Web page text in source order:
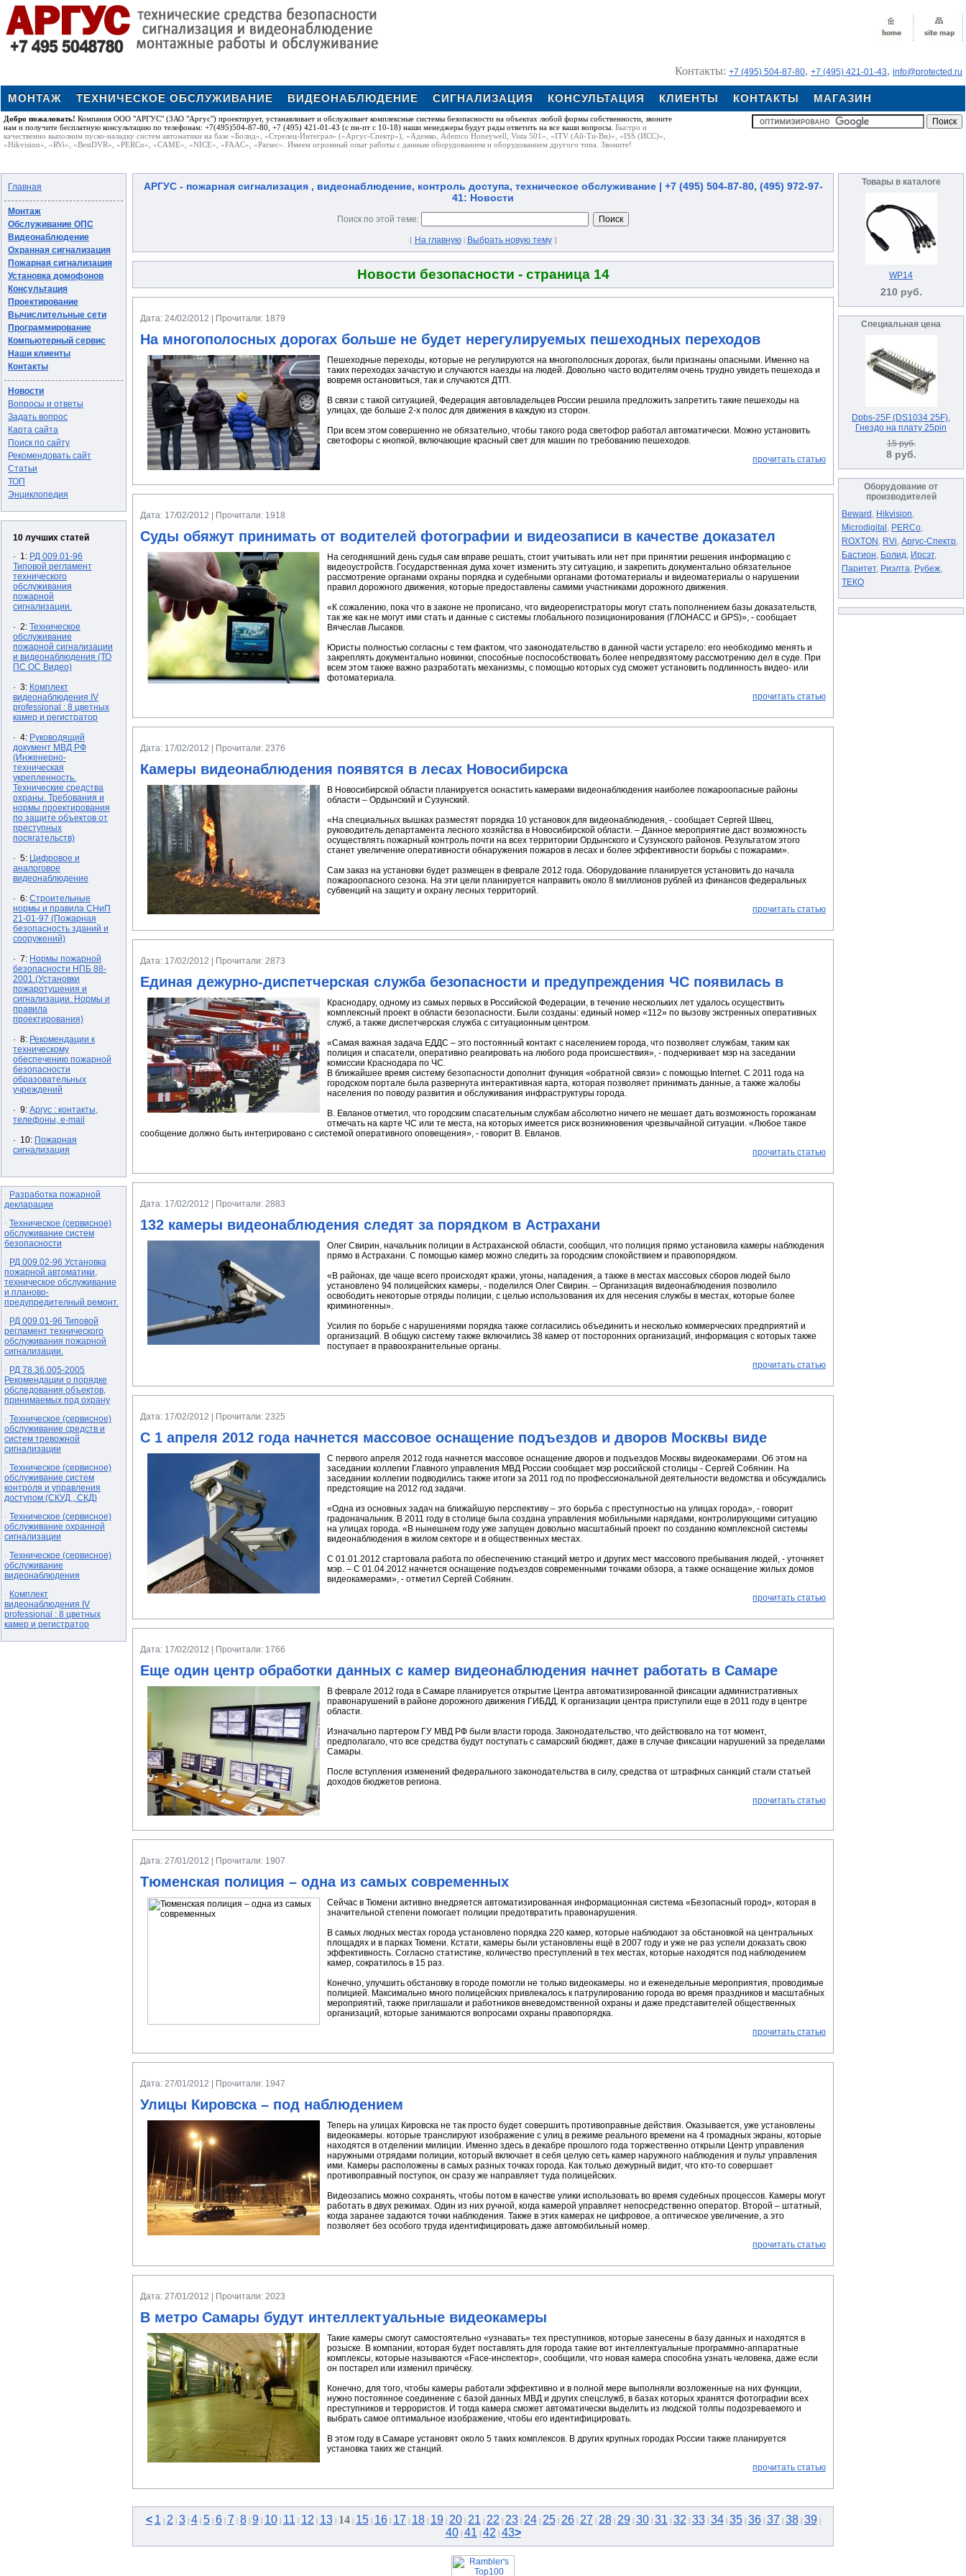
Контакты: +7 (495) 504-87-80, +7 (495) 421-01-43, info@protected.ru
МОНТАЖ ТЕХНИЧЕСКОЕ ОБСЛУЖИВАНИЕ ВИДЕОНАБЛЮДЕНИЕ СИГНАЛИЗАЦИЯ КОНСУЛЬТАЦИЯ КЛИЕНТЫ КОНТАКТЫ МАГАЗИН
Добро пожаловать! Компания ООО "АРГУС" (ЗАО "Аргус") проектирует, устанавливает и обслуживает комплексные системы безопасности на объектах любой формы собственности, звоните
нам и получите бесплатную консультацию по телефонам: +7(495)504-87-80, +7 (495) 421-01-43 (с пн-пт с 10-18) наши менеджеры будут рады ответить на все ваши вопросы. Быстро и
качественно выполним пуско-наладку систем автоматики на базе «Болид», «Стрелец-Интеграл» («Аргус-Спектр»), «Адемко, Ademco Honeywell, Vista 501», «ITV (Ай-Ти-Ви)», «ISS (ИСС)»,
«Hikvision», «RVi», «BestDVR», «PERCo», «CAME», «NICE», «FAAC», «Parsec». Имеем огромный опыт работы с данным оборудованием и оборудованием другого типа. Звоните!
Главная
Монтаж
Обслуживание ОПС
Видеонаблюдение
Охранная сигнализация
Пожарная сигнализация
Установка домофонов
Консультация
Проектирование
Вычислительные сети
Программирование
Компьютерный сервис
Наши клиенты
Контакты
Новости
Вопросы и ответы
Задать вопрос
Карта сайта
Поиск по сайту
Рекомендовать сайт
Статьи
ТОП
Энциклопедия
10 лучших статей
· 1: РД 009.01-96
Типовой регламент
технического
обслуживания
пожарной
сигнализации.
· 2: Техническое
обслуживание
пожарной сигнализации
и видеонаблюдения (ТО
ПС ОС Видео)
· 3: Комплект
видеонаблюдения IV
professional : 8 цветных
камер и регистратор
· 4: Руководящий
документ МВД РФ
(Инженерно-
техническая
укрепленность.
Технические средства
охраны. Требования и
нормы проектирования
по защите объектов от
преступных
посягательств)
· 5: Цифровое и
аналоговое
видеонаблюдение
· 6: Строительные
нормы и правила СНиП
21-01-97 (Пожарная
безопасность зданий и
сооружений)
· 7: Нормы пожарной
безопасности НПБ 88-
2001 (Установки
пожаротушения и
сигнализации. Нормы и
правила
проектирования)
· 8: Рекомендации к
техническому
обеспечению пожарной
безопасности
образовательных
учреждений
· 9: Аргус : контакты,
телефоны, e-mail
· 10: Пожарная
сигнализация
· Разработка пожарной
декларации
· Техническое (сервисное)
обслуживание систем
безопасности
· РД 009.02-96 Установка
пожарной автоматики,
техническое обслуживание
и планово-
предупредителный ремонт.
· РД 009.01-96 Типовой
регламент технического
обслуживания пожарной
сигнализации.
· РД 78.36.005-2005
Рекомендации о порядке
обследования объектов,
принимаемых под охрану
· Техническое (сервисное)
обслуживание средств и
систем тревожной
сигнализации
· Техническое (сервисное)
обслуживание систем
контроля и управления
доступом (СКУД , СКД)
· Техническое (сервисное)
обслуживание охранной
сигнализации
· Техническое (сервисное)
обслуживание
видеонаблюдения
· Комплект
видеонаблюдения IV
professional : 8 цветных
камер и регистратор
АРГУС - пожарная сигнализация , видеонаблюдение, контроль доступа, техническое обслуживание | +7 (495) 504-87-80, (495) 972-97-
41: Новости
Поиск по этой теме:
[ На главную| Выбрать новую тему]
Новости безопасности - cтраница 14
Дата: 24/02/2012 | Прочитали: 1879
На многополосных дорогах больше не будет нерегулируемых пешеходных переходов
Пешеходные переходы, которые не регулируются на многополосных дорогах, были признаны опасными. Именно на
таких переходах зачастую и случаются наезды на людей. Довольно часто водителям очень трудно увидеть пешехода и
вовремя остановиться, так и случаются ДТП.
В связи с такой ситуацией, Федерация автовладельцев России решила предложить запретить такие пешеходы на
улицах, где больше 2-х полос для движения в каждую из сторон.
При всем этом совершенно не обязательно, чтобы такого рода светофор работал автоматически. Можно установить
светофоры с кнопкой, включающие красный свет для машин по требованию пешеходов.
прочитать статью
Дата: 17/02/2012 | Прочитали: 1918
Суды обяжут принимать от водителей фотографии и видеозаписи в качестве доказател
На сегодняшний день судья сам вправе решать, стоит учитывать или нет при принятии решения информацию с
видеоустройств. Государственная дума хочет изменить эту ситуацию, и закрепить документально обязательное
рассмотрение органами охраны порядка и судебными органами фотоматериалы и видеоматериалы о нарушении
правил дорожного движения, которые предоставлены самими участниками дорожного движения.
«К сожалению, пока что в законе не прописано, что видеорегистраторы могут стать пополнением базы доказательств,
так же как не могут ими стать и данные с системы глобального позиционирования (ГЛОНАСС и GPS)», - сообщает
Вячеслав Лысаков.
Юристы полностью согласны с тем фактом, что законодательство в данной части устарело: его необходимо менять и
закреплять документально новинки, способные поспособствовать более непредвзятому рассмотрению дел в суде. При
всем этом также важно разработать механизмы, с помощью которых суд сможет установить подлинность видео- или
фотоматериала.
прочитать статью
Дата: 17/02/2012 | Прочитали: 2376
Камеры видеонаблюдения появятся в лесах Новосибирска
В Новосибирской области планируется оснастить камерами видеонаблюдения наиболее пожароопасные районы
области – Ордынский и Сузунский.
«На специальных вышках разместят порядка 10 установок для видеонаблюдения, - сообщает Сергей Швец,
руководитель департамента лесного хозяйства в Новосибирской области. – Данное мероприятие даст возможность
осуществлять пожарный контроль почти на всех территории Ордынского и Сузунского районов. Результатом этого
станет увеличение оперативности обнаружения пожаров в лесах и более эффективности борьбы с пожарами».
Сам заказ на установки будет размещен в феврале 2012 года. Оборудование планируется установить до начала
пожароопасного сезона. На эти цели планируется направить около 8 миллионов рублей из финансов федеральных
субвенций на защиту и охрану лесных территорий.
прочитать статью
Дата: 17/02/2012 | Прочитали: 2873
Единая дежурно-диспетчерская служба безопасности и предупреждения ЧС появилась в
Краснодару, одному из самых первых в Российской Федерации, в течение нескольких лет удалось осуществить
комплексный проект в области безопасности. Были созданы: единый номер «112» по вызову экстренных оперативных
служб, а также диспетчерская служба с ситуационным центром.
«Самая важная задача ЕДДС – это постоянный контакт с населением города, что позволяет службам, таким как
полиция и спасатели, оперативно реагировать на любого рода происшествия», - подчеркивает мэр на заседании
комиссии Краснодара по ЧС.
В ближайшее время систему безопасности дополнит функция «обратной связи» с помощью Internet. С 2011 года на
городском портале была развернута интерактивная карта, которая позволяет принимать данные, а также жалобы
населения по поводу развития и обслуживания инфраструктуры города.
В. Евланов отметил, что городским спасательным службам абсолютно ничего не мешает дать возможность горожанам
отмечать на карте ЧС или те места, на которых имеется риск возникновения чрезвычайной ситуации. «Любое такое
сообщение должно быть интегрировано с системой оперативного оповещения», - говорит В. Евланов.
прочитать статью
Дата: 17/02/2012 | Прочитали: 2883
132 камеры видеонаблюдения следят за порядком в Астрахани
Олег Свирин, начальник полиции в Астраханской области, сообщил, что полиция прямо установила камеры наблюдения
прямо в Астрахани. С помощью камер можно следить за городским спокойствием и правопорядком.
«В районах, где чаще всего происходят кражи, угоны, нападения, а также в местах массовых сборов людей было
установлено 94 полицейских камеры, - поделился Олег Свирин. – Организация видеонаблюдения позволило
освободить некоторые отряды полиции, с целью использования их для несения службы в местах, которые более
криминогенны».
Усилия по борьбе с нарушениями порядка также согласились объединить и несколько коммерческих предприятий и
организаций. В общую систему также включились 38 камер от посторонних организаций, информация с которых также
поступает в правоохранительные органы.
прочитать статью
Дата: 17/02/2012 | Прочитали: 2325
С 1 апреля 2012 года начнется массовое оснащение подъездов и дворов Москвы виде
С первого апреля 2012 года начнется массовое оснащение дворов и подъездов Москвы видеокамерами. Об этом на
заседании коллегии Главного управления МВД России сообщает мэр российской столицы - Сергей Собянин. На
заседании коллегии подводились также итоги за 2011 год по профессиональной деятельности ведомства и обсуждались
предстоящие на 2012 год задачи.
«Одна из основных задач на ближайшую перспективу – это борьба с преступностью на улицах города», - говорит
градоначальник. В 2011 году в столице была создана управления мобильными нарядами, контролирующими ситуацию
на улицах города. «В нынешнем году уже запущен довольно масштабный проект по созданию комплексной системы
видеонаблюдения в жилом секторе и в общественных местах.
С 01.01.2012 стартовала работа по обеспечению станций метро и других мест массового пребывания людей, - уточняет
мэр. – С 01.04.2012 начнется оснащение подъездов современными точками обзора, а также оснащение жилых домов
видеокамерами», - отметил Сергей Собянин.
прочитать статью
Дата: 17/02/2012 | Прочитали: 1766
Еще один центр обработки данных с камер видеонаблюдения начнет работать в Самаре
В феврале 2012 года в Самаре планируется открытие Центра автоматизированной фиксации административных
правонарушений в районе дорожного движения ГИБДД. К организации центра приступили еще в 2011 году в центре
области.
Изначально партером ГУ МВД РФ были власти города. Законодательство, что действовало на тот момент,
предполагало, что все средства будут поступать с самарский бюджет, даже в случае фиксации нарушений за пределами
Самары.
После вступления изменений федерального законодательства в силу, средства от штрафных санкций стали статьей
доходов бюджетов региона.
прочитать статью
Дата: 27/01/2012 | Прочитали: 1907
Тюменская полиция – одна из самых современных
Сейчас в Тюмени активно внедряется автоматизированная информационная система «Безопасный город», которая в
значительной степени помогает полиции предотвратить правонарушения.
В самых людных местах города установлено порядка 220 камер, которые наблюдают за обстановкой на центральных
площадях и в парках Тюмени. Кстати, камеры были установлены ещё в 2007 году и уже не раз успели доказать свою
эффективность. Согласно статистике, количество преступлений в тех местах, которые находятся под наблюдением
камер, сократилось в 15 раз.
Конечно, улучшить обстановку в городе помогли не только видеокамеры. но и еженедельные мероприятия, проводимые
полицией. Максимально много полицейских привлекалось к патрулированию города во время праздников и масштабных
мероприятий, также приглашали и работников вневедомственной охраны и даже представителей общественных
организаций, которые занимаются вопросами охраны правопорядка.
прочитать статью
Дата: 27/01/2012 | Прочитали: 1947
Улицы Кировска – под наблюдением
Теперь на улицах Кировска не так просто будет совершить противоправные действия. Оказывается, уже установлены
видеокамеры. которые транслируют изображение с улиц в режиме реального времени на 4 громадных экраны, которые
находятся в отделении милиции. Именно здесь в декабре прошлого года торжественно открыли Центр управления
наружными отрядами полиции, который включает в себя целую сеть камер наружного наблюдения и пульт управления
ими. Камеры расположены в самых разных точках города. Как только дежурный видит, что кто-то совершает
противоправный поступок, он сразу же направляет туда полицейских.
Видеозапись можно сохранять, чтобы потом в качестве улики использовать во время судебных процессов. Камеры могут
работать в двух режимах. Один из них ручной, когда камерой управляет непосредственно оператор. Второй – штатный,
когда заранее задаются точки наблюдения. Также в этих камерах не цифровое, а оптическое увеличение, а это
позволяет без особого труда идентифицировать даже автомобильный номер.
прочитать статью
Дата: 27/01/2012 | Прочитали: 2023
В метро Самары будут интеллектуальные видеокамеры
Такие камеры смогут самостоятельно «узнавать» тех преступников, которые занесены в базу данных и находятся в
розыске. В компании, которая будет поставлять для города такие вот интеллектуальные программно-аппаратные
комплексы, которые называются «Face-инспектор», сообщили, что новая камера способна узнать человека, даже если
он постарел или изменил причёску.
Конечно, для того, чтобы камеры работали эффективно и в полной мере выполняли возложенные на них функции,
нужно постоянное соединение с базой данных МВД и других спецслужб, в базах которых хранятся фотографии всех
преступников и террористов. И тогда камера сможет автоматически выделить из людской толпы подозреваемого и
выбрать самое оптимальное изображение, чтобы его идентифицировать.
В этом году в Самаре установят около 5 таких комплексов. В других крупных городах России также планируется
установка таких же станций.
прочитать статью
< 1 | 2 | 3| 4| 5| 6| 7 | 8| 9| 10| 11 | 12 | 13| 14| 15| 16| 17 | 18| 19| 20| 21 | 22 | 23| 24| 25| 26| 27 | 28| 29| 30| 31 | 32 | 33| 34| 35| 36| 37 | 38| 39|
40| 41 | 42 | 43>
Товары в каталоге
WP14
210 руб.
Специальная цена
Dpbs-25F (DS1034 25F),
Гнездо на плату 25pin
15 руб.
8 руб.
Оборудование от
производителей
Beward , Hikvision,
Microdigital , PERCo,
ROXTON , RVi, Аргус-Спектр,
Бастион, Болид, Ирсэт,
Паритет, Риэлта, Рубеж,
ТЕКО